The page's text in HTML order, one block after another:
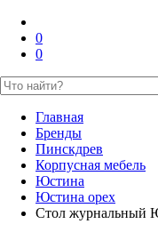
0
0
Главная
Бренды
Пинскдрев
Корпусная мебель
Юстина
Юстина орех
Стол журнальный